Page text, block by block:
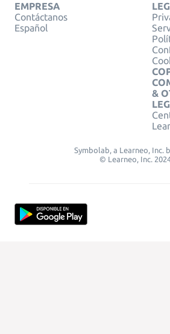
EMPRESA
Contáctanos
Español
&
Symbolab, a Learneo, Inc.
© Learneo, Inc.